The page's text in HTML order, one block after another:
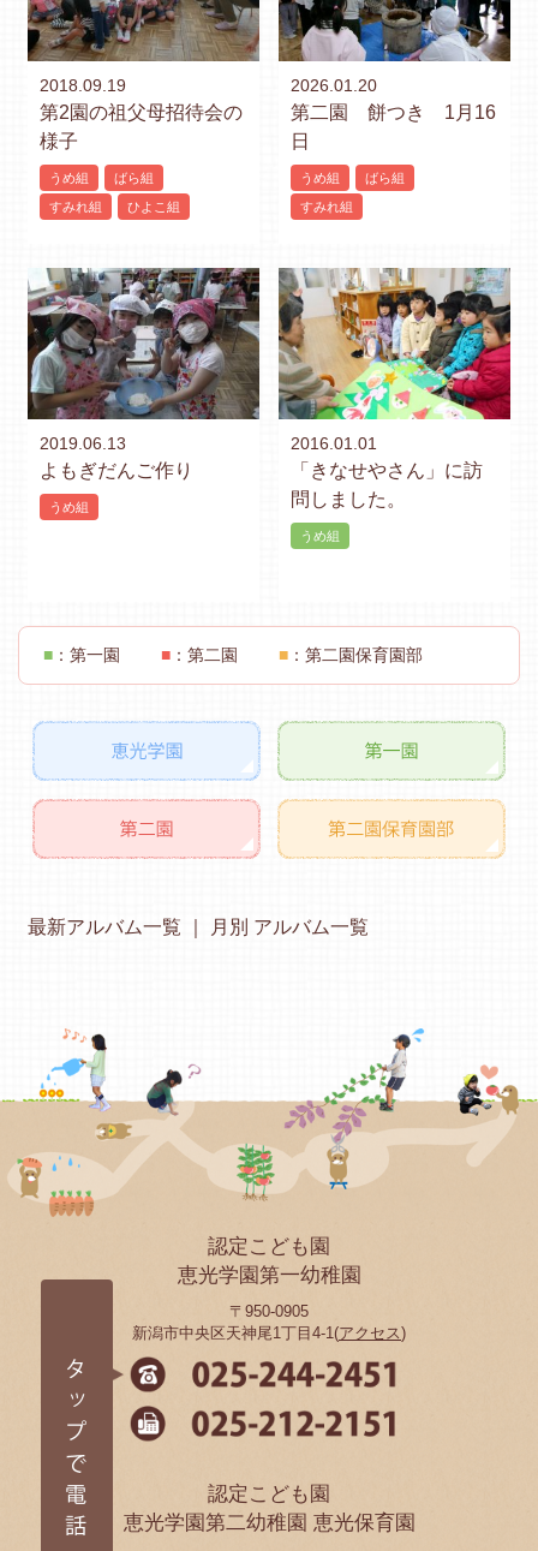
2018.09.19
第2園の祖父母招待会の
様子
うめ組
ばら組
すみれ組
ひよこ組
2026.01.20
第二園 餅つき 1月16
日
うめ組
ばら組
すみれ組
2019.06.13
よもぎだんご作り
うめ組
2016.01.01
「きなせやさん」に訪
問しました。
うめ組
■ ：第一園 ■ ：第二園 ■ ：第二園保育園部
最新アルバム一覧 月別 アルバム一覧
認定こども園
恵光学園第一幼稚園
〒950-0905
新潟市中央区天神尾1丁目4-1(アクセス)
認定こども園
恵光学園第二幼稚園 恵光保育園